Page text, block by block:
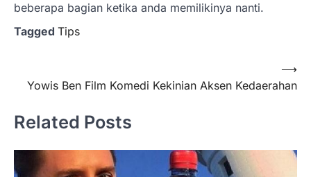
beberapa bagian ketika anda memilikinya nanti.
Tagged Tips
pos
Yowis Ben Film Komedi Kekinian Aksen Kedaerahan
⟶
Related Posts